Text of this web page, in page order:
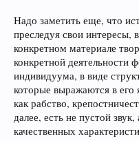
Надо заметить еще, что
преследуя свои интересы,
конкретном материале
конкретной деятельности
индивидуума, в виде
которые выражаются в его
как рабство,
далее, есть не пустой
качественных